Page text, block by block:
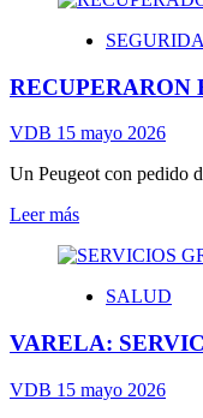
RECUPERARON
VDB 15 mayo 2026
Un Peugeot con pedido
Leer másLeer
sobre
EN
UN
ROBADO
SALUD
VARELA:
VDB 15 mayo 2026